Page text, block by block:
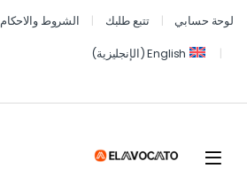
لوحة حسابي تتبع طلبك
الشروط والاحكام
English
(الإنجليزية)